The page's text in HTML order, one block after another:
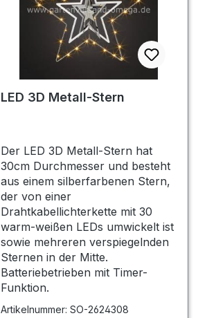
LED 3D Metall-Stern
Der LED 3D Metall-Stern hat
30cm Durchmesser und besteht
aus einem silberfarbenen Stern,
der von einer
Drahtkabellichterkette mit 30
warm-weißen LEDs umwickelt ist
sowie mehreren verspiegelnden
Sternen in der Mitte.
Batteriebetrieben mit Timer-
Funktion.
Artikelnummer:SO-2624308